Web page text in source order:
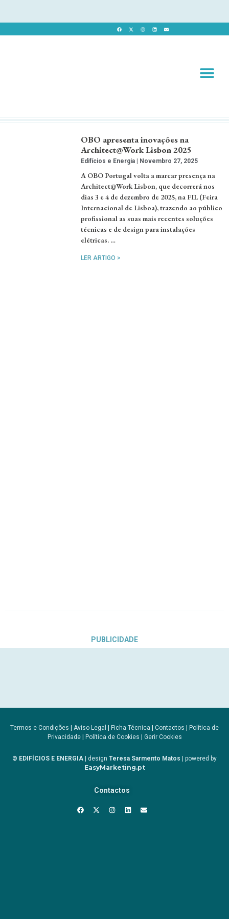
OBO apresenta inovações na
Architect@Work Lisbon 2025
Edifícios e Energia Novembro 27, 2025
A OBO Portugal volta a marcar presença na
Architect@Work Lisbon, que decorrerá nos
dias 3 e 4 de dezembro de 2025, na FIL (Feira
Internacional de Lisboa), trazendo ao público
profissional as suas mais recentes soluções
técnicas e de design para instalações
elétricas. …
LER ARTIGO >
PUBLICIDADE
Termos e Condições | Aviso Legal | Ficha Técnica | Contactos | Política de
Privacidade| Política de Cookies | Gerir Cookies
© EDIFÍCIOS E ENERGIA | design Teresa Sarmento Matos | powered by
EasyMarketing.pt
Contactos